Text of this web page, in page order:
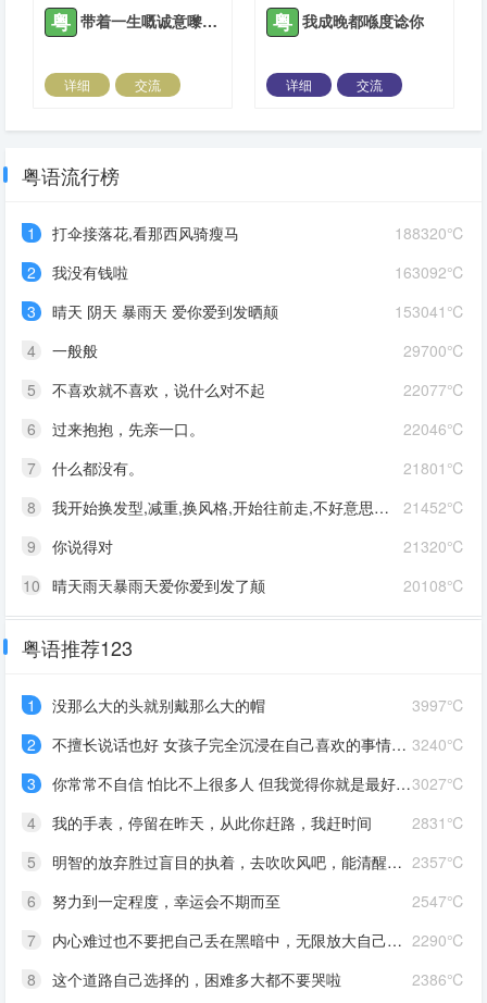
粤 带着一生嘅诚意嚟爱你
详细
交流
粤 我成晚都喺度谂你
详细
交流
粤语流行榜
188320℃
1
打伞接落花,看那西风骑瘦马
163092℃
2
我没有钱啦
153041℃
3
晴天 阴天 暴雨天 爱你爱到发晒颠
29700℃
4
一般般
22077℃
5
不喜欢就不喜欢，说什么对不起
22046℃
6
过来抱抱，先亲一口。
21801℃
7
什么都没有。
21452℃
8
我开始换发型,减重,换风格,开始往前走,不好意思啊这一次,我一定要赢
21320℃
9
你说得对
20108℃
10 晴天雨天暴雨天爱你爱到发了颠
粤语推荐123
3997℃
1
没那么大的头就别戴那么大的帽
3240℃
2
不擅长说话也好 女孩子完全沉浸在自己喜欢的事情里 最可爱了 剩下的我会圆场
3027℃
3
你常常不自信 怕比不上很多人 但我觉得你就是最好的 怎么都好 我想告诉你 我对你的爱是兜底 是连你自己都不喜欢自己的时候 还有我来爱你
2831℃
4
我的手表，停留在昨天，从此你赶路，我赶时间
2357℃
5
明智的放弃胜过盲目的执着，去吹吹风吧，能清醒的话感冒也没关系。
2547℃
6
努力到一定程度，幸运会不期而至
2290℃
7
内心难过也不要把自己丢在黑暗中，无限放大自己的情绪。按时睡觉，好好吃饭，洗个热乎的澡，喝甜甜的奶茶。看看长河落日，花朵树木，驱逐丧气再努力奔跑，生活到处是发光的星星。
2386℃
8
这个道路自己选择的，困难多大都不要哭啦